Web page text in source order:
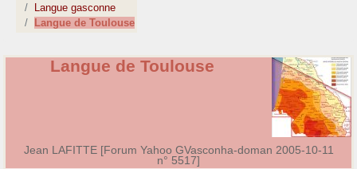
Langue gasconne
Langue de Toulouse
Langue de Toulouse
Jean LAFITTE [Forum Yahoo GVasconha-doman 2005-10-11
n° 5517]